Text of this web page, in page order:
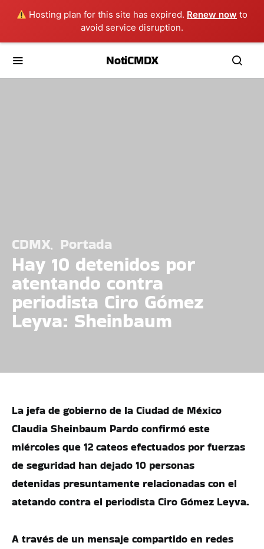
Hosting plan for this site has expired. Renew now to
avoid service disruption.
NotiCMDX
CDMX Portada
Hay 10 detenidos por
atentando contra
periodista Ciro Gómez
Leyva: Sheinbaum
La jefa de gobierno de la Ciudad de México
Claudia Sheinbaum Pardo confirmó este
miércoles que 12 cateos efectuados por fuerzas
de seguridad han dejado 10 personas
detenidas presuntamente relacionadas con el
atetando contra el periodista Ciro Gómez Leyva.
A través de un mensaje compartido en redes